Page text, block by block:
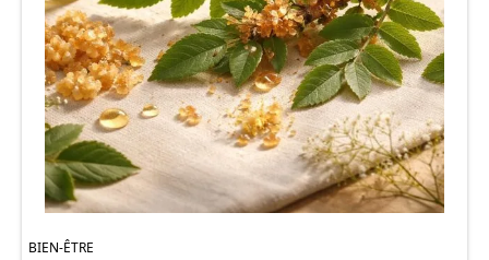
BIEN-ÊTRE